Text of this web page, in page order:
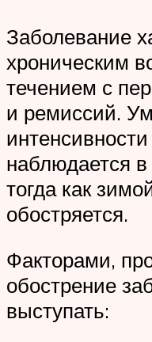
Заболевание
хроническим
течением с
и ремиссий.
наблюдается
тогда как
обостряется.
Факторами,
обострение
выступать: